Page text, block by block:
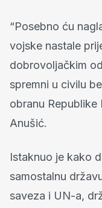
“Posebno ću
vojske nastale
dobrovoljačkim
spremni u civilu
obranu Republike
Anušić.
Istaknuo je kako
samostalnu
saveza i UN-a,